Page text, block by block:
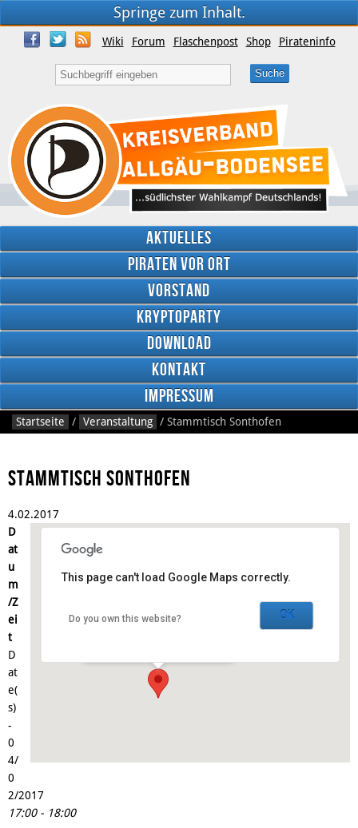
Springe zum Inhalt.
Facebook
RSS
Wiki Forum Flaschenpost Shop Pirateninfo
Aktuelles
Piraten vor Ort
Vorstand
Kryptoparty
Download
Kontakt
Impressum
Startseite / Veranstaltung / Stammtisch Sonthofen
Stammtisch Sonthofen
4.02.2017
Gasthaus Anno 1898
Schnitzerstraße 3 - Sonthofen
This page can't load Google Maps correctly.
Do you own this website? OK
D
at
u
m
/Z
ei
t
D
at
e(
s)
-
0
4/
0
2/2017
17:00 - 18:00